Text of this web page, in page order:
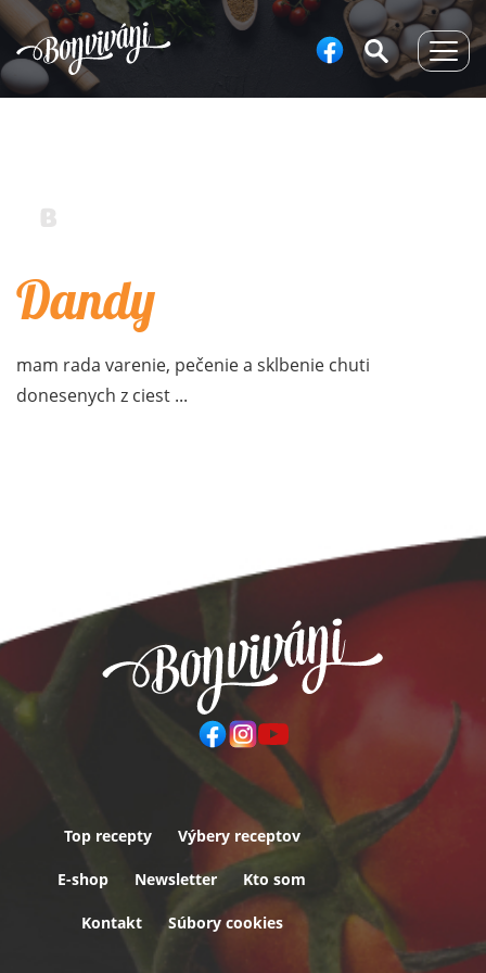
Dandy
mam rada varenie, pečenie a sklbenie chuti
donesenych z ciest ...
Päta
Top recepty Výbery receptov
E-shop Newsletter Kto som
Kontakt Súbory cookies